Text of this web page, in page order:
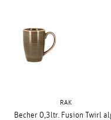
RAK
Becher 0,3ltr. Fusion Twirl